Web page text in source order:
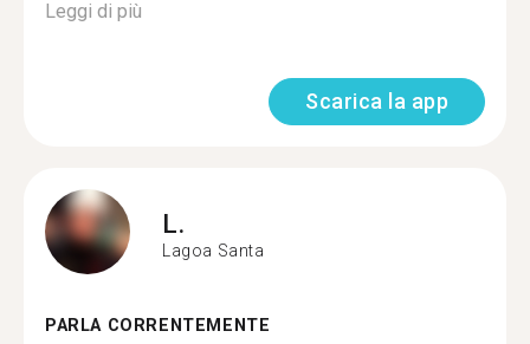
Leggi di più
Scarica la app
L.
Lagoa Santa
PARLA CORRENTEMENTE